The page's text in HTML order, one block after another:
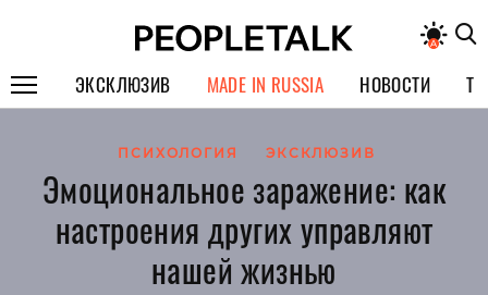
ЭКСКЛЮЗИВ
ИНТЕРВЬЮ
ПОКОЛЕНИЕ
MADE IN RUSSIA НОВОСТИ
ПСИХОЛОГИЯ ЭКСКЛЮЗИВ
Эмоциональное заражение: как
настроения других управляют
нашей жизнью